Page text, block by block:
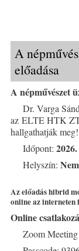
A
előadása
A népművészet
Dr. Varga
az ELTE HTK
hallgathatják meg!
Időpont:
Helyszín:
Az előadás hibrid
online az interneten
Online
Zoom